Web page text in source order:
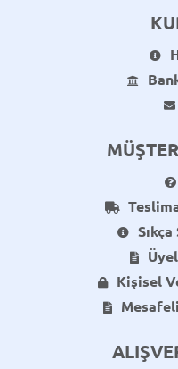
Kişisel